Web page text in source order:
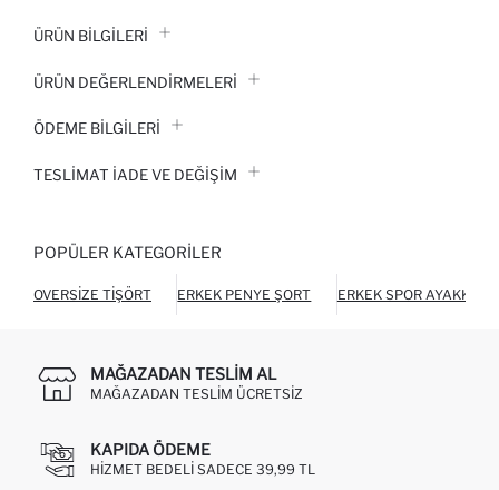
ÜRÜN BILGILERI
ÜRÜN DEĞERLENDİRMELERİ
ÖDEME BİLGİLERİ
TESLIMAT İADE VE DEĞIŞIM
POPÜLER KATEGORILER
OVERSIZE TIŞÖRT ERKEK PENYE ŞORT ERKEK SPOR AYAKKABI
MAĞAZADAN TESLIM AL
MAĞAZADAN TESLIM ÜCRETSIZ
KAPIDA ÖDEME
HIZMET BEDELI SADECE 39,99 TL